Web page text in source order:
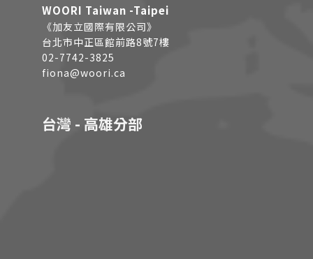
WOORI Taiwan -Taipei
《加友立國際有限公司》
台北市中正區館前路8號7樓
02-7742-3825
fiona@woori.ca
台灣 - 高雄分部